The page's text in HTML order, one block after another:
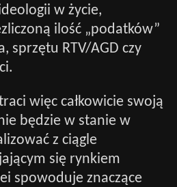
w życie,
ilość „podatków”
sprzętu RTV/AGD czy
więc całkowicie swoją
będzie w stanie w
z ciągle
się rynkiem
spowoduje znaczące